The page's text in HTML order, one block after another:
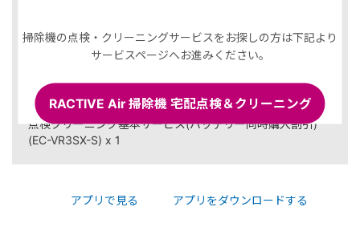
選択した商品
セット内容(バッテリー大容量):
5SC25) x 1
セット内容(基本サービス):
点検クリーニング基本サービス(バッテリー同時購入割引)
(EC-VR3SX-S) x 1
掃除機の点検・クリーニングサービスをお探しの方は下記より
サービスページへお進みください。
RACTIVE Air 掃除機 宅配点検＆クリーニング
アプリで見る アプリをダウンロードする